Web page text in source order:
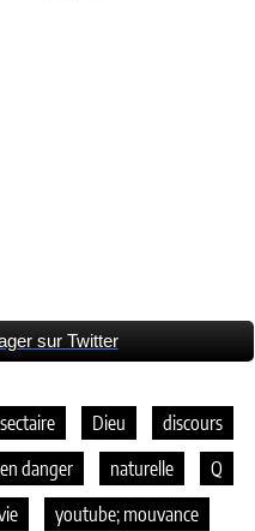
sur Twitter
Dieu
discours
danger naturelle
Q
youtube; mouvance